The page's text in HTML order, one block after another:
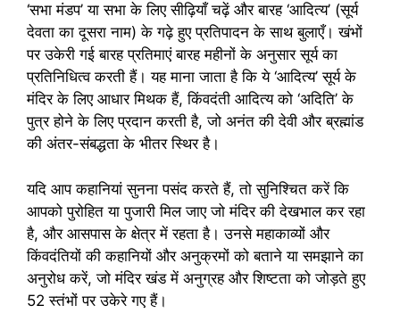
‘सभा मंडप’ या सभा के लिए सीढ़ियाँ चढ़ें और बारह ‘आदित्य’ (सूर्य
देवता का दूसरा नाम) के गढ़े हुए प्रतिपादन के साथ बुलाएँ। खंभों
पर उकेरी गई बारह प्रतिमाएं बारह महीनों के अनुसार सूर्य का
प्रतिनिधित्व करती हैं। यह माना जाता है कि ये ‘आदित्य’ सूर्य के
मंदिर के लिए आधार मिथक हैं, किंवदंती आदित्य को ‘अदिति’ के
पुत्र होने के लिए प्रदान करती है, जो अनंत की देवी और ब्रह्मांड
की अंतर-संबद्धता के भीतर स्थिर है।
यदि आप कहानियां सुनना पसंद करते हैं, तो सुनिश्चित करें कि
आपको पुरोहित या पुजारी मिल जाए जो मंदिर की देखभाल कर रहा
है, और आसपास के क्षेत्र में रहता है। उनसे महाकाव्यों और
किंवदंतियों की कहानियों और अनुक्रमों को बताने या समझाने का
अनुरोध करें, जो मंदिर खंड में अनुग्रह और शिष्टता को जोड़ते हुए
52 स्तंभों पर उकेरे गए हैं।